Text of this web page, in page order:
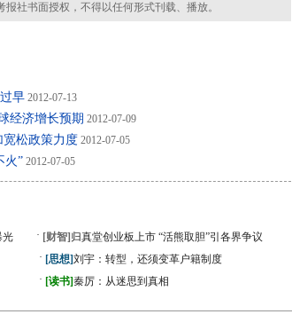
社书面授权，不得以任何形式刊载、播放。
早 2012-07-13
经济增长预期 2012-07-09
松政策力度 2012-07-05
火” 2012-07-05
光 · [财智] 归真堂创业板上市 “活熊取胆”引各界争议
· [思想]刘宇：转型，还须变革户籍制度
· [读书]秦厉：从迷思到真相